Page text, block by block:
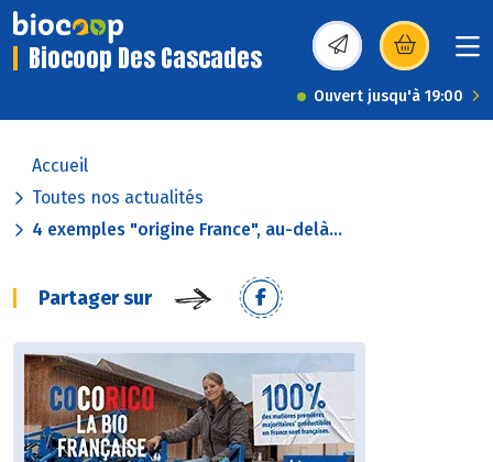
Biocoop Des Cascades (s’ouvre dans une
Ouvert jusqu'à 19:00
Accueil
Toutes nos actualités
4 exemples "origine France", au-delà...
Partager sur